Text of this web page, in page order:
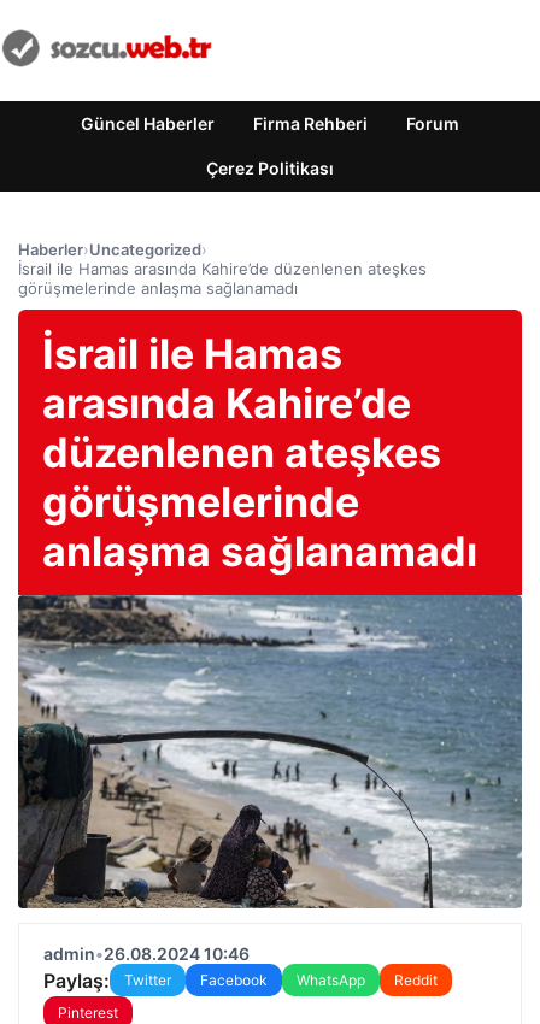
Güncel Haberler Firma Rehberi Forum
Çerez Politikası
Haberler›Uncategorized›
İsrail ile Hamas arasında Kahire’de düzenlenen ateşkes
görüşmelerinde anlaşma sağlanamadı
İsrail ile Hamas
arasında Kahire’de
düzenlenen ateşkes
görüşmelerinde
anlaşma sağlanamadı
admin•26.08.2024 10:46
Paylaş: Twitter Facebook WhatsApp
Reddit
Pinterest